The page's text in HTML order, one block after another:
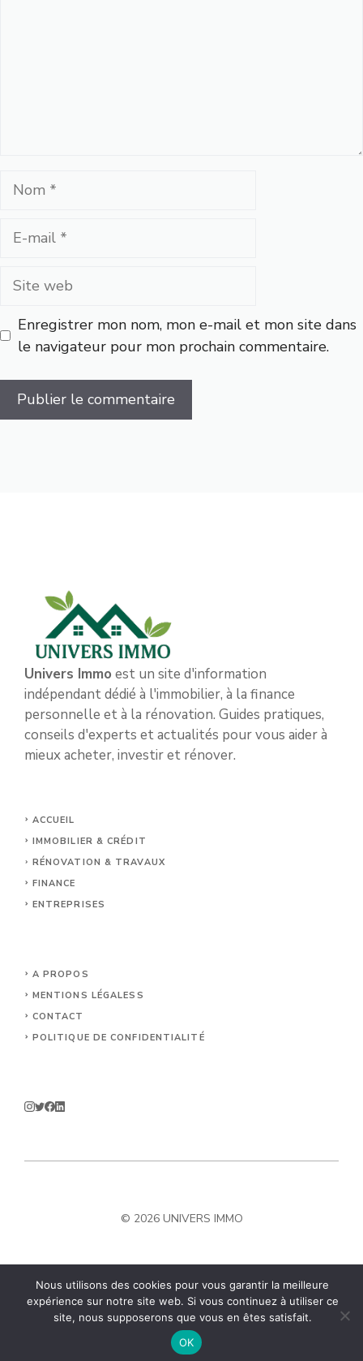
Nom
Site
Enregistrer mon nom, mon e-mail et mon site dans
le navigateur pour mon prochain commentaire.
Univers Immo est un site d'information
indépendant dédié à l'immobilier, à la finance
personnelle et à la rénovation. Guides pratiques,
conseils d'experts et actualités pour vous aider à
mieux acheter, investir et rénover.
ACCUEIL
IMMOBILIER & CRÉDIT
RÉNOVATION & TRAVAUX
FINANCE
ENTREPRISES
A PROPOS
MENTIONS LÉGALES S
CONTACT
POLITIQUE DE CONFIDENTIALITÉ
© 2026 UNIVERS IMMO
Nous utilisons des cookies pour vous garantir la meilleure
expérience sur notre site web. Si vous continuez à utiliser ce
site, nous supposerons que vous en êtes satisfait.
OK